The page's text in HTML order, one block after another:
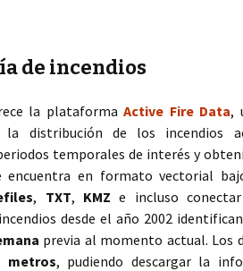
de incendios
la plataformaActive Fire Data,
la distribución de los incendios
temporales de interés y
encuentra en formato vectorial
, TXT, KMZ e incluso
desde el año 2002
previa al momento actual. Los
metros, pudiendo descargar la